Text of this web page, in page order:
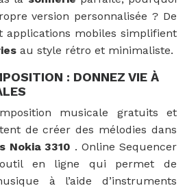
version personnalisée ? De
applications mobiles simplifient
au style rétro et minimaliste.
: DONNEZ VIE À
musicale gratuits et
de créer des mélodies dans
Nokia 3310 . Online Sequencer
en ligne qui permet de
à l’aide d’instruments